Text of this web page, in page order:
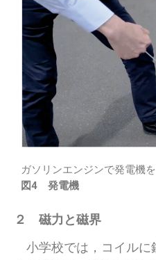
ガソリンエンジンで発電機を
図4 発電機
２
磁力と磁界
小学校では，コイルに